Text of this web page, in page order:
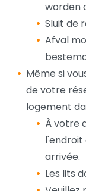
worden
Sluit de
Afval
Même si
de votre
logement
À votre
l'endroit
arrivée.
Les lits